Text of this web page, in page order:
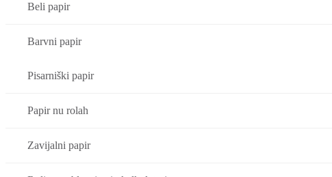
Beli papir
Barvni papir
Pisarniški papir
Papir nu rolah
Zavijalni papir